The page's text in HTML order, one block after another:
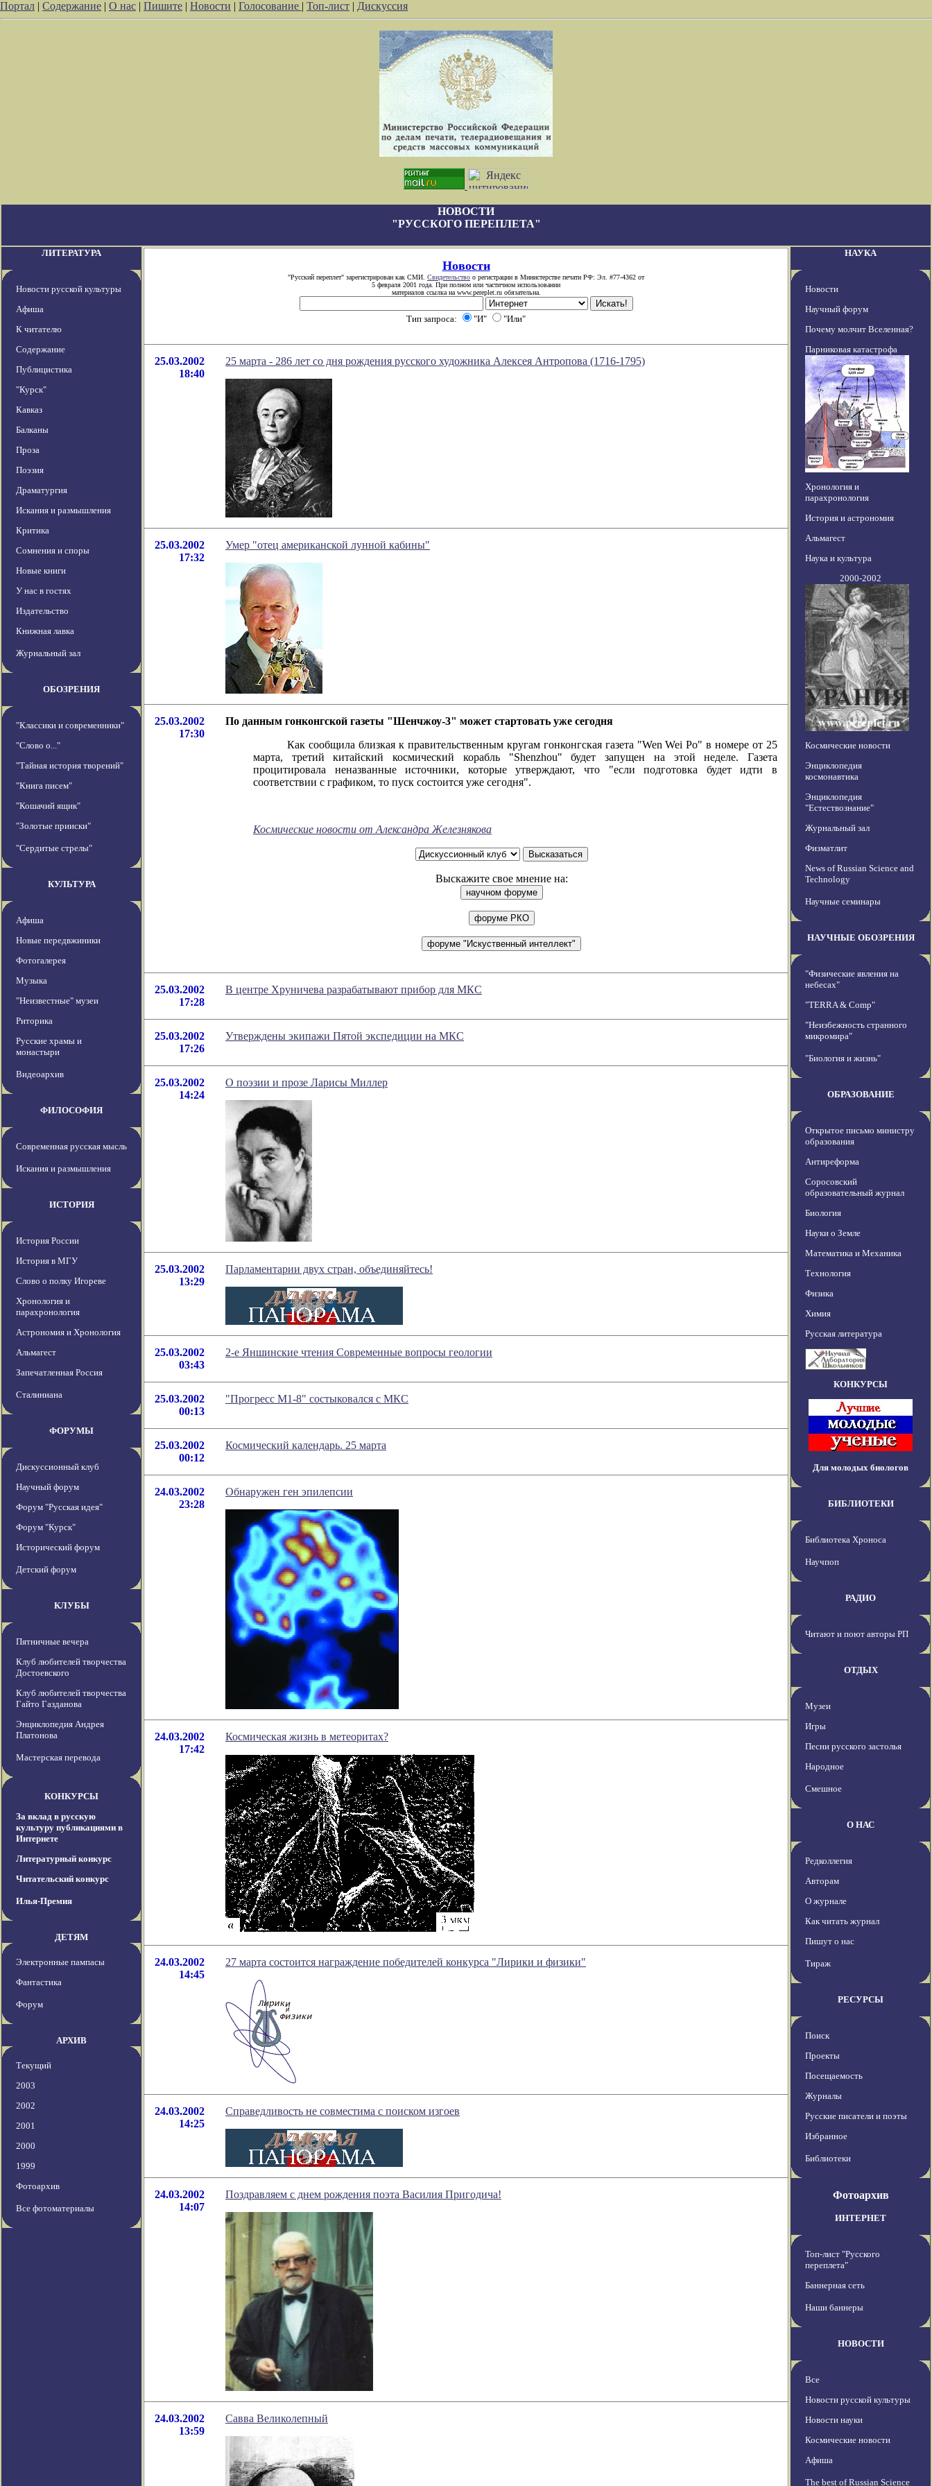
Портал | Содержание | О нас | Пишите | Новости | Голосование | Топ-лист | Дискуссия
НОВОСТИ
"РУССКОГО ПЕРЕПЛЕТА"
ЛИТЕРАТУРА
Новости русской культуры
Афиша
К читателю
Содержание
Публицистика
"Курск"
Кавказ
Балканы
Проза
Поэзия
Драматургия
Искания и размышления
Критика
Сомнения и споры
Новые книги
У нас в гостях
Издательство
Книжная лавка
Журнальный зал
ОБОЗРЕНИЯ
"Классики и современники"
"Слово о..."
"Тайная история творений"
"Книга писем"
"Кошачий ящик"
"Золотые прииски"
"Сердитые стрелы"
КУЛЬТУРА
Афиша
Новые передвжиники
Фотогалерея
Музыка
"Неизвестные" музеи
Риторика
Русские храмы и
монастыри
Видеоархив
ФИЛОСОФИЯ
Современная русская мысль
Искания и размышления
ИСТОРИЯ
История России
История в МГУ
Слово о полку Игореве
Хронология и
парахронология
Астрономия и Хронология
Альмагест
Запечатленная Россия
Сталиниана
ФОРУМЫ
Дискуссионный клуб
Научный форум
Форум "Русская идея"
Форум "Курск"
Исторический форум
Детский форум
КЛУБЫ
Пятничные вечера
Клуб любителей творчества
Достоевского
Клуб любителей творчества
Гайто Газданова
Энциклопедия Андрея
Платонова
Мастерская перевода
КОНКУРСЫ
За вклад в русскую
культуру публикациями в
Интернете
Литературный конкурс
Читательский конкурс
Илья-Премия
ДЕТЯМ
Электронные пампасы
Фантастика
Форум
АРХИВ
Текущий
2003
2002
2001
2000
1999
Фотоархив
Все фотоматериалы
Новости
"Русский переплет" зарегистрирован как СМИ. Свидетельство о регистрации в Министерстве печати РФ: Эл. #77-4362 от
5 февраля 2001 года. При полном или частичном использовании
материалов ссылка на www.pereplet.ru обязательна.
Тип запроса: "И" "Или"
25.03.2002
18:40
25 марта - 286 лет со дня рождения русского художника Алексея Антропова (1716-1795)
25.03.2002
17:32
Умер "отец американской лунной кабины"
25.03.2002
17:30
По данным гонконгской газеты "Шенчжоу-3" может стартовать уже сегодня
Как сообщила близкая к правительственным кругам гонконгская газета "Wen Wei Po" в номере от 25
марта, третий китайский космический корабль "Shenzhou" будет запущен на этой неделе. Газета
процитировала неназванные источники, которые утверждают, что "если подготовка будет идти в
соответствии с графиком, то пуск состоится уже сегодня".
Космические новости от Александра Железнякова
Выскажите свое мнение на:
25.03.2002
17:28
В центре Хруничева разрабатывают прибор для МКС
25.03.2002
17:26
Утверждены экипажи Пятой экспедиции на МКС
25.03.2002
14:24
О поэзии и прозе Ларисы Миллер
25.03.2002
13:29
Парламентарии двух стран, объединяйтесь!
25.03.2002
03:43
2-е Яншинские чтения Современные вопросы геологии
25.03.2002
00:13
"Прогресс М1-8" состыковался с МКС
25.03.2002
00:12
Космический календарь. 25 марта
24.03.2002
23:28
Обнаружен ген эпилепсии
24.03.2002
17:42
Космическая жизнь в метеоритах?
24.03.2002
14:45
27 марта cостоится награждение победителей конкурса "Лирики и физики"
24.03.2002
14:25
Справедливость не совместима с поиском изгоев
24.03.2002
14:07
Поздравляем с днем рождения поэта Василия Пригодича!
24.03.2002
13:59
Савва Великолепный
НАУКА
Новости
Научный форум
Почему молчит Вселенная?
Парниковая катастрофа
Хронология и
парахронология
История и астрономия
Альмагест
Наука и культура
2000-2002
Космические новости
Энциклопедия
космонавтика
Энциклопедия
"Естествознание"
Журнальный зал
Физматлит
News of Russian Science and
Technology
Научные семинары
НАУЧНЫЕ ОБОЗРЕНИЯ
"Физические явления на
небесах"
"TERRA & Comp"
"Неизбежность странного
микромира"
"Биология и жизнь"
ОБРАЗОВАНИЕ
Открытое письмо министру
образования
Антиреформа
Соросовский
образовательный журнал
Биология
Науки о Земле
Математика и Механика
Технология
Физика
Химия
Русская литература
КОНКУРСЫ
Для молодых биологов
БИБЛИОТЕКИ
Библиотека Хроноса
Научпоп
РАДИО
Читают и поют авторы РП
ОТДЫХ
Музеи
Игры
Песни русского застолья
Народное
Смешное
О НАС
Редколлегия
Авторам
О журнале
Как читать журнал
Пишут о нас
Тираж
РЕСУРСЫ
Поиск
Проекты
Посещаемость
Журналы
Русские писатели и поэты
Избранное
Библиотеки
Фотоархив
ИНТЕРНЕТ
Топ-лист "Русского
переплета"
Баннерная сеть
Наши баннеры
НОВОСТИ
Все
Новости русской культуры
Новости науки
Космические новости
Афиша
The best of Russian Science